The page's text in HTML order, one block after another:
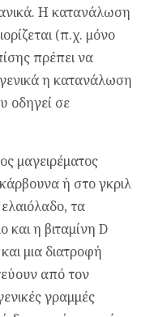
Η κατανάλωση
(π.χ. μόνο
πρέπει να
η κατανάλωση
οδηγεί σε
μαγειρέματος
ή στο γκριλ
τα
και η βιταμίνη D
μια διατροφή
από τον
γραμμές